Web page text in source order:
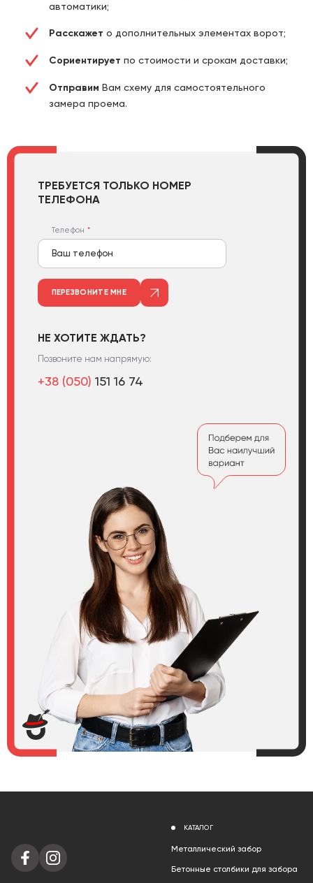
автоматики;
Расскажет о дополнительных элементах ворот;
Сориентирует по стоимости и срокам доставки;
Отправим Вам схему для самостоятельного
замера проема.
ТРЕБУЕТСЯ ТОЛЬКО НОМЕР
ТЕЛЕФОНА
Телефон
ПЕРЕЗВОНИТЕ МНЕ
НЕ ХОТИТЕ ЖДАТЬ?
Позвоните нам напрямую:
+38 (050) 151 16 74
КАТАЛОГ
Металлический забор
Бетонные столбики для забора